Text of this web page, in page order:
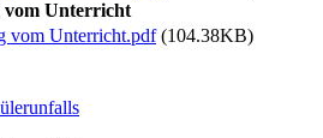
vom Unterricht
vom Unterricht.pdf(104.38KB)